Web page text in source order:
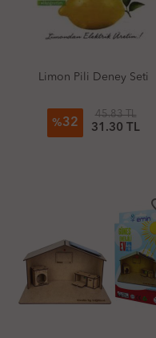
Limon Pili Deney Seti
%32
45.83 TL
31.30 TL